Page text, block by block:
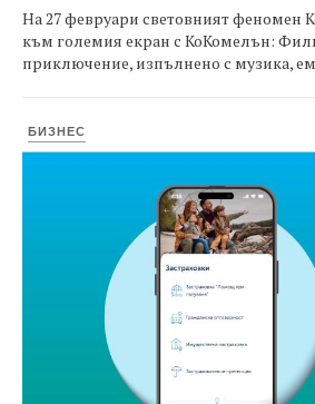
На 27 февруари световният феномен
към големия екран с КоКомелън:
приключение, изпълнено с музика,
БИЗНЕС